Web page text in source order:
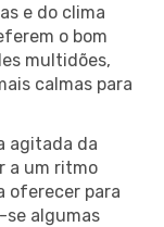
e do clima
o bom
multidões,
calmas para
agitada da
a um ritmo
oferecer para
se algumas